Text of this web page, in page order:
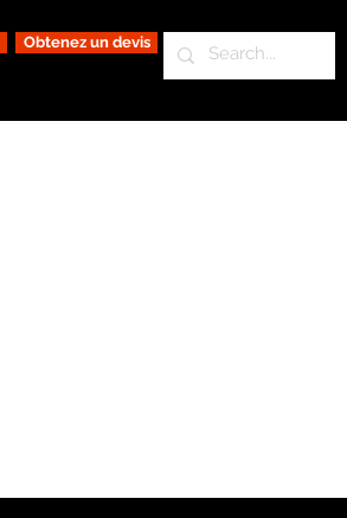
Obtenez un devis